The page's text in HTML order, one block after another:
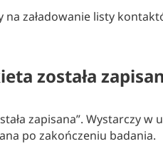
załadowanie listy
została
zapisana”. Wystarczy
po zakończeniu badania.